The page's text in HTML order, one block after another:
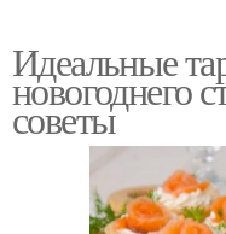
Идеальные
новогоднего
советы